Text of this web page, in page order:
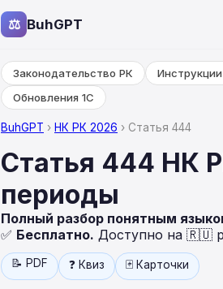
⚖ BuhGPT
Законодательство РК
Обновления 1С
BuhGPT › НК РК 2026 › Статья 444
Статья 444 НК
периоды
Полный разбор понятным
✅ Бесплатно. Доступно на 🇷🇺
📝 PDF ❓ Квиз 🃏 Карточки